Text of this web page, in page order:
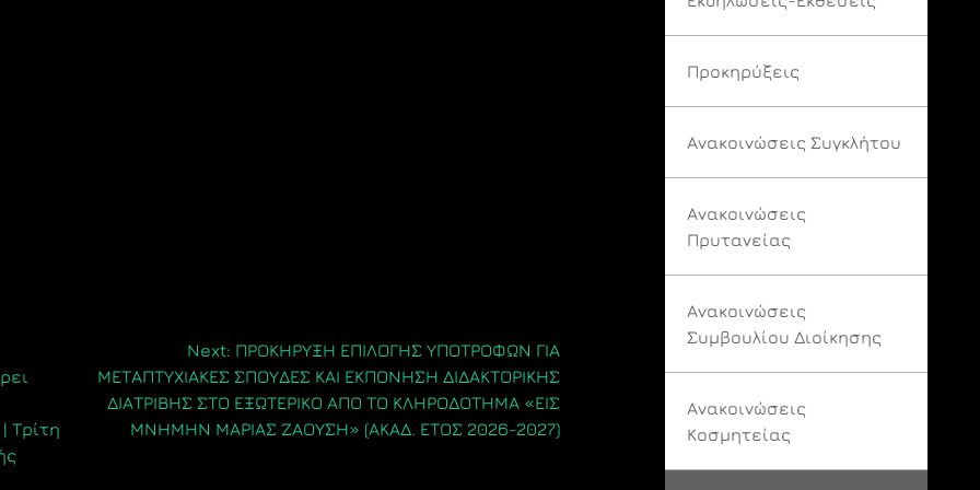
Τρίτη
Next: ΠΡΟΚΗΡΥΞΗ ΕΠΙΛΟΓΗΣ ΥΠΟΤΡΟΦΩΝ ΓΙΑ
ΜΕΤΑΠΤΥΧΙΑΚΕΣ ΣΠΟΥΔΕΣ ΚΑΙ ΕΚΠΟΝΗΣΗ ΔΙΔΑΚΤΟΡΙΚΗΣ
ΔΙΑΤΡΙΒΗΣ ΣΤΟ ΕΞΩΤΕΡΙΚΟ ΑΠΟ ΤΟ ΚΛΗΡΟΔΟΤΗΜΑ «ΕΙΣ
ΜΝΗΜΗΝ ΜΑΡΙΑΣ ΖΑΟΥΣΗ» (ΑΚΑΔ. ΕΤΟΣ 2026-2027)
Προκηρύξεις
Ανακοινώσεις Συγκλήτου
Ανακοινώσεις
Πρυτανείας
Ανακοινώσεις
Συμβουλίου Διοίκησης
Ανακοινώσεις
Κοσμητείας